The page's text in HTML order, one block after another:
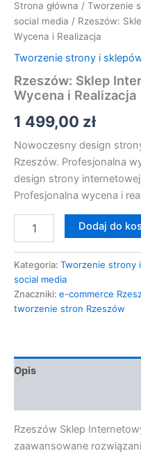
Strona główna / Tworzenie
social media / Rzeszów:
Wycena i Realizacja
Tworzenie strony i
Rzeszów: Sklep
Wycena i Realizacja
1 499,00 zł
Nowoczesny design
Rzeszów. Profesjonalna
design strony
Profesjonalna wycena i
Dodaj do
Kategoria: Tworzenie strony
social media
Znaczniki: e-commerce
tworzenie stron Rzeszów
Opis
Rzeszów Sklep
zaawansowane